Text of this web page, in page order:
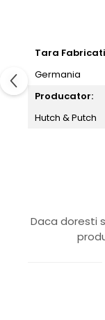
Tara
Germania
Producator:
Hutch & Putch
Daca doresti